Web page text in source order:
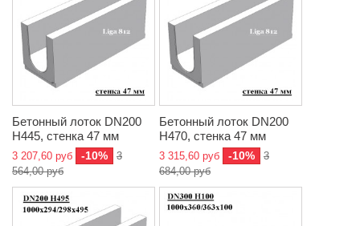
Бетонный лоток DN200
H445, стенка 47 мм
3 207,60 руб -10%
3
564,00 руб
Бетонный лоток DN200
H470, стенка 47 мм
3 315,60 руб -10%
3
684,00 руб